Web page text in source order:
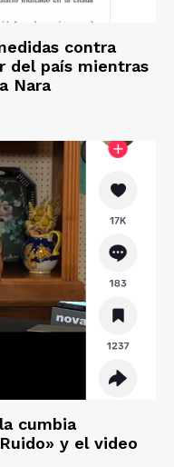
contra
del país mientras
Nara
cumbia
y el video